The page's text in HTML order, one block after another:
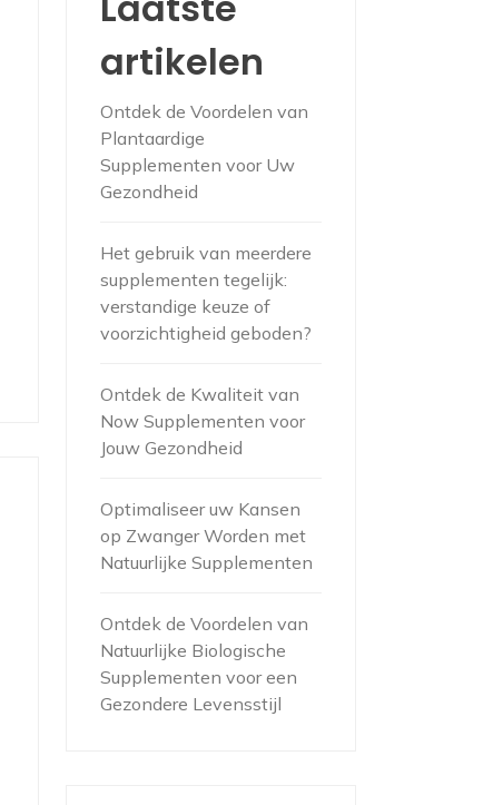
artikelen
Ontdek de Voordelen van
Plantaardige
Supplementen voor Uw
Gezondheid
Het gebruik van meerdere
supplementen tegelijk:
verstandige keuze of
voorzichtigheid geboden?
Ontdek de Kwaliteit van
Now Supplementen voor
Jouw Gezondheid
Optimaliseer uw Kansen
op Zwanger Worden met
Natuurlijke Supplementen
Ontdek de Voordelen van
Natuurlijke Biologische
Supplementen voor een
Gezondere Levensstijl